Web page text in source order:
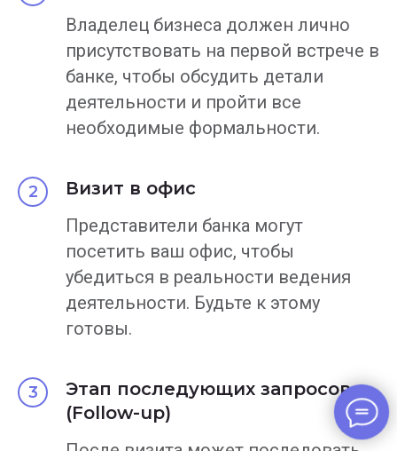
Владелец бизнеса должен лично
присутствовать на первой встрече в
банке, чтобы обсудить детали
деятельности и пройти все
необходимые формальности.
Визит в офис
Представители банка могут
посетить ваш офис, чтобы
убедиться в реальности ведения
деятельности. Будьте к этому
готовы.
Этап последующих запросов
(Follow-up)